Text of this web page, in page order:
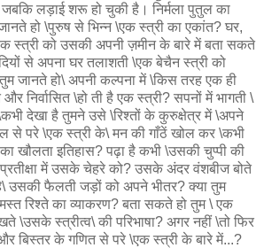
लड़ाई शरू हो चुकी है। निर्मला पुतुल का
हो \पुरुष से भिन्न \एक स्त्री का एकांत? घर,
स्त्री को उसकी अपनी ज़मीन के बारे में बता सकते
से अपना घर तलाशती \एक बेचैन स्त्री को
जानते हो\ अपनी कल्पना में \किस तरह एक ही
निर्वासित \हो ती है एक स्त्री? सपनों में भागती \
देखा है तुमने उसे \रिश्तों के कुरुक्षेत्र में \अपने
परे \एक स्त्री के\ मन की गाँठें खोल कर \कभी
खौलता इतिहास? पढ़ा है कभी \उसकी चुप्पी की
में उसके चेहरे को? उसके अंदर वंशबीज बोते
उसकी फैलती जड़ों को अपने भीतर? क्या तुम
रिश्ते का व्याकरण? बता सकते हो तुम \ एक
\उसके स्त्रीत्व\ की परिभाषा? अगर नहीं \तो फिर
बिस्तर के गणित से परे \एक स्त्री के बारे में...?